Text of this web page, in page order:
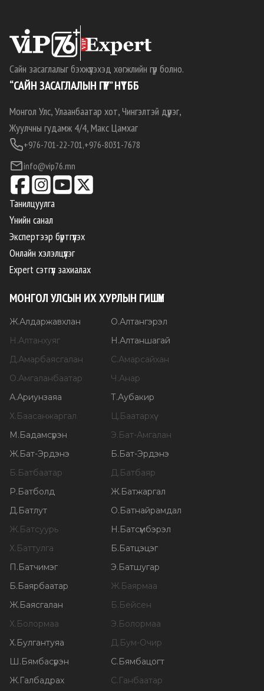
Сайн засаглалыг бэхжүүлэхэд хөгжлийн гүүр болно.
“САЙН ЗАСАГЛАЛЫН ГҮҮР” НҮТББ
Монгол Улс, Улаанбаатар хот, Чингэлтэй дүүрэг,
Жуулчны гудамж 4/4, Макс Цамхаг
+976-701-22-701,+976-8031-7678
info@vip76.mn
Танилцуулга
Үнийн санал
Экспертээр бүртгүүлэх
Онлайн хэлэлцүүлэг
Expert сэтгүүл захиалах
МОНГОЛ УЛСЫН ИХ ХУРЛЫН ГИШҮҮН
Ж.Алдаржавхлан О.Алтангэрэл
Н.Алтанхуяг Н.Алтаншагай
Д.Амарбаясгалан С.Амарсайхан
О.Амгаланбаатар Ч.Анар
А.Ариунзаяа Т.Аубакир
Х.Баасанжаргал Ц.Баатархүү
М.Бадамсүрэн Э.Бат-Амгалан
Ж.Бат-Эрдэнэ Б.Бат-Эрдэнэ
Б.Батбаатар Д.Батбаяр
Р.Батболд Ж.Батжаргал
Д.Батлут О.Батнайрамдал
Ж.Батсуурь Н.Батсүмбэрэл
Х.Баттулга Б.Батцэцэг
П.Батчимэг Э.Батшугар
Б.Баярбаатар Ж.Баярмаа
Ж.Баясгалан Б.Бейсен
Х.Болормаа Э.Болормаа
Х.Булгантуяа Д.Бум-Очир
Ш.Бямбасүрэн С.Бямбацогт
Ж.Галбадрах С.Ганбаатар